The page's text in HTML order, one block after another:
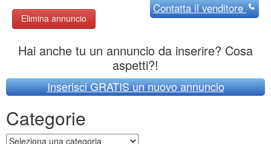
Elimina annuncio
Contattail venditore
Hai anche tu un annuncio da inserire? Cosa
aspetti?!
Inserisci GRATIS un nuovo annuncio
Categorie
Categorie